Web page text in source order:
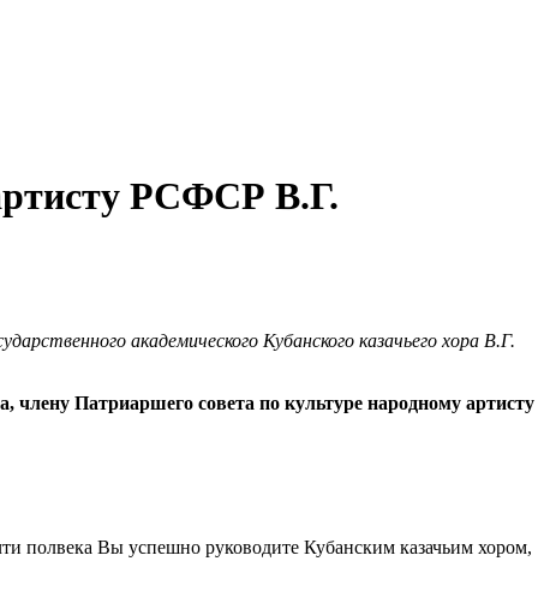
РСФСР В.Г.
академического Кубанского казачьего хора В.Г.
члену Патриаршего совета по культуре народному артисту
полвека Вы успешно руководите Кубанским казачьим хором,